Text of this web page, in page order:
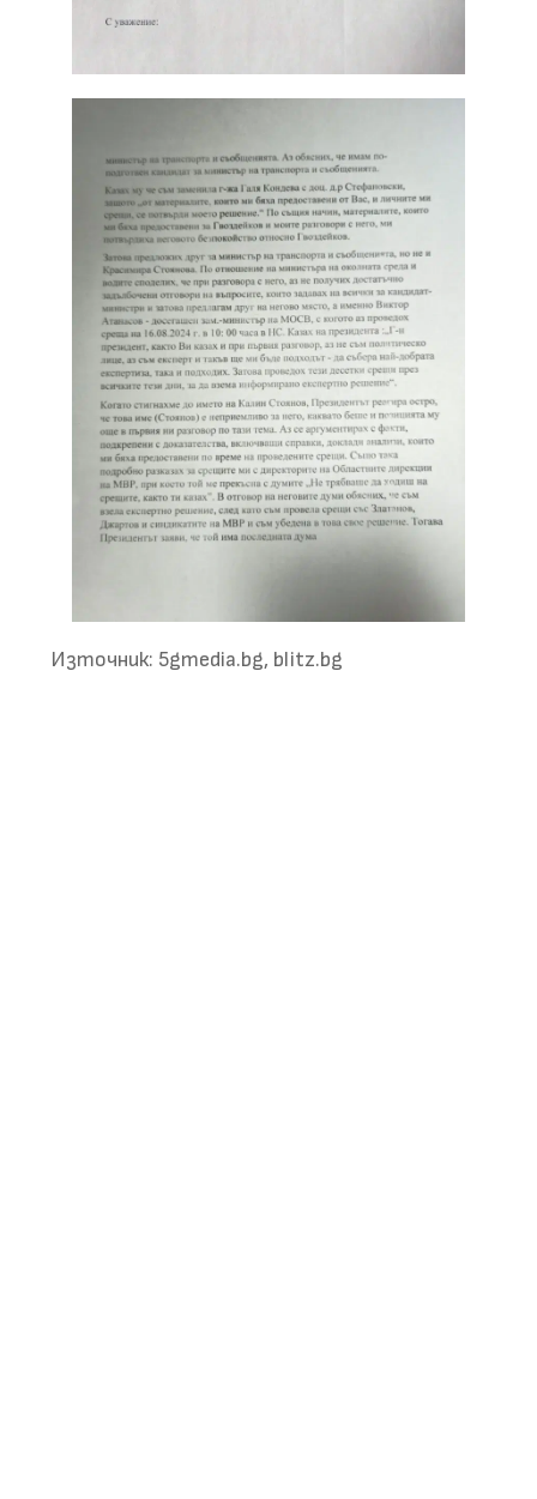
Източник: 5gmedia.bg, blitz.bg